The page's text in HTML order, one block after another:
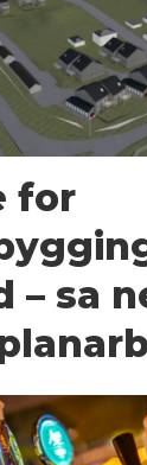
for
– sa